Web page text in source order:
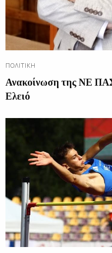
ΠΟΛΙΤΙΚΉ
Ανακοίνωση της ΝΕ
Ελειό